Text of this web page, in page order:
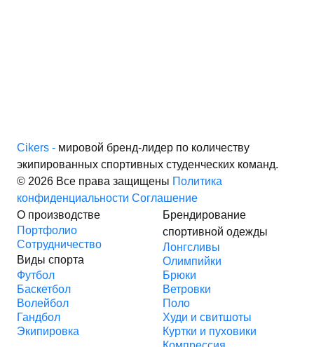
Cikers - мировой бренд-лидер по количеству
экипированных спортивных студенческих команд.
© 2026 Все права защищены Политика
конфиденциальности Соглашение
О производстве
Портфолио
Сотрудничество
Виды спорта
Футбол
Баскетбол
Волейбол
Гандбол
Экипировка
Брендирование
спортивной одежды
Лонгсливы
Олимпийки
Брюки
Ветровки
Поло
Худи и свитшоты
Куртки и пуховики